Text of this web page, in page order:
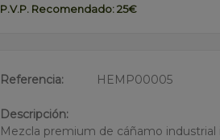
P.V.P. Recomendado: 25€
Referencia: HEMP00005
Descripción:
Mezcla premium de cáñamo industrial